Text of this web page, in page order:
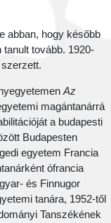
abban, hogy később
tovább. 1920-
Az
magántanárrá
a budapesti
Budapesten
egyetem Francia
ófrancia
és Finnugor
tanára, 1952-től
Tanszékének